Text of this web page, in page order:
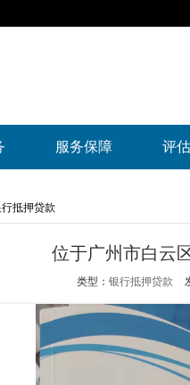
服务保障 评
抵押贷款
位于广州市白云
类型： 银行抵押贷款